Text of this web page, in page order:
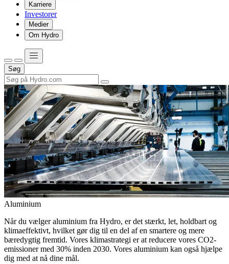
Karriere
Investorer
Medier
Om Hydro
Søg
Aluminium
Når du vælger aluminium fra Hydro, er det stærkt, let, holdbart og
klimaeffektivt, hvilket gør dig til en del af en smartere og mere
bæredygtig fremtid. Vores klimastrategi er at reducere vores CO2-
emissioner med 30% inden 2030. Vores aluminium kan også hjælpe
dig med at nå dine mål.